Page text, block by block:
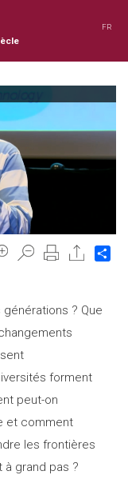
FR
? Que
forment
peut-on
et comment
les frontières
grand pas ?